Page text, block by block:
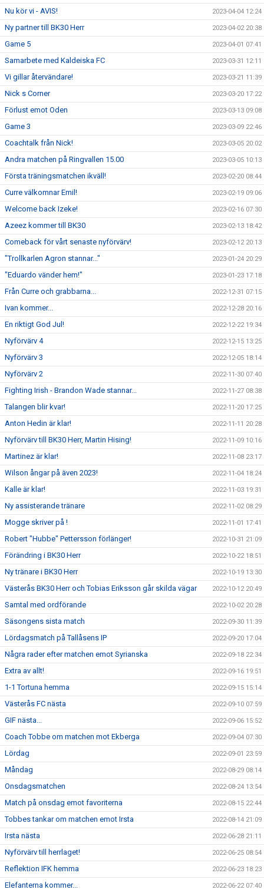
Nu kör vi - AVIS! 2023-04-04 12:24
Ny partner till BK30 Herr 2023-04-02 20:38
Game 5 2023-04-01 07:41
Samarbete med Kaldeiska FC 2023-03-31 12:11
Vi gillar återvändare! 2023-03-21 11:39
Nick s Corner 2023-03-20 17:22
Förlust emot Oden 2023-03-13 09:08
Game 3 2023-03-09 22:46
Coachtalk från Nick! 2023-03-05 20:02
Andra matchen på Ringvallen 15.00 2023-03-05 10:13
Första träningsmatchen ikväll! 2023-02-20 08:44
Curre välkomnar Emil! 2023-02-19 09:06
Welcome back Izeke! 2023-02-16 07:30
Azeez kommer till BK30 2023-02-13 18:42
Comeback för vårt senaste nyförvärv! 2023-02-12 20:13
"Trollkarlen Agron stannar..." 2023-01-24 20:29
"Eduardo vänder hem!" 2023-01-23 17:18
Från Curre och grabbarna... 2022-12-31 07:15
Ivan kommer... 2022-12-28 20:16
En riktigt God Jul! 2022-12-22 19:34
Nyförvärv 4 2022-12-15 13:25
Nyförvärv 3 2022-12-05 18:14
Nyförvärv 2 2022-11-30 07:40
Fighting Irish - Brandon Wade stannar... 2022-11-27 08:38
Talangen blir kvar! 2022-11-20 17:25
Anton Hedin är klar! 2022-11-11 20:28
Nyförvärv till BK30 Herr, Martin Hising! 2022-11-09 10:16
Martinez är klar! 2022-11-08 23:17
Wilson ångar på även 2023! 2022-11-04 18:24
Kalle är klar! 2022-11-03 19:31
Ny assisterande tränare 2022-11-02 08:29
Mogge skriver på ! 2022-11-01 17:41
Robert "Hubbe" Pettersson förlänger! 2022-10-31 21:09
Förändring i BK30 Herr 2022-10-22 18:51
Ny tränare i BK30 Herr 2022-10-19 13:30
Västerås BK30 Herr och Tobias Eriksson går skilda vägar 2022-10-12 20:49
Samtal med ordförande 2022-10-02 20:28
Säsongens sista match 2022-09-30 11:39
Lördagsmatch på Tallåsens IP 2022-09-20 17:04
Några rader efter matchen emot Syrianska 2022-09-18 22:34
Extra av allt! 2022-09-16 19:51
1-1 Tortuna hemma 2022-09-15 15:14
Västerås FC nästa 2022-09-10 07:59
GIF nästa... 2022-09-06 15:52
Coach Tobbe om matchen mot Ekberga 2022-09-04 07:30
Lördag 2022-09-01 23:59
Måndag 2022-08-29 08:14
Onsdagsmatchen 2022-08-24 13:54
Match på onsdag emot favoriterna 2022-08-15 22:44
Tobbes tankar om matchen emot Irsta 2022-08-14 21:09
Irsta nästa 2022-06-28 21:11
Nyförvärv till herrlaget! 2022-06-25 08:54
Reflektion IFK hemma 2022-06-23 18:23
Elefanterna kommer... 2022-06-22 07:40